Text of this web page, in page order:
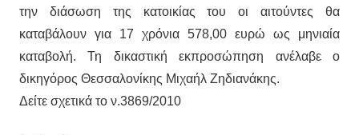
την διάσωση της κατοικίας του οι αιτούντες θα
καταβάλουν για 17 χρόνια 578,00 ευρώ ως μηνιαία
καταβολή. Τη δικαστική εκπροσώπηση ανέλαβε ο
δικηγόρος Θεσσαλονίκης Μιχαήλ Ζηδιανάκης.
Δείτε σχετικά το ν.3869/2010